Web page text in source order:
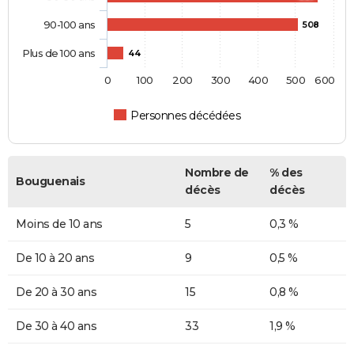
508
44
Personnes décédées
90-100 ans
Plus de 100 ans
0 100 200 300 400 500 600
Bouguenais
Nombre de
décès
% des
décès
Moins de 10 ans 5 0,3 %
De 10 à 20 ans 9 0,5 %
De 20 à 30 ans 15 0,8 %
De 30 à 40 ans 33 1,9 %